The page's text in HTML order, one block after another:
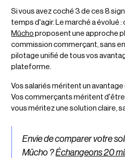
Si vous avez coché 3 de ces 8
temps d'agir. Le marché a évolué
Mūcho proposent une approche
commission commerçant, sans
pilotage unifié de tous vos
plateforme.
Vos salariés méritent un
Vos commerçants méritent
vous méritez une solution claire,
Envie de comparer votre
Mūcho ?Échangeons 20